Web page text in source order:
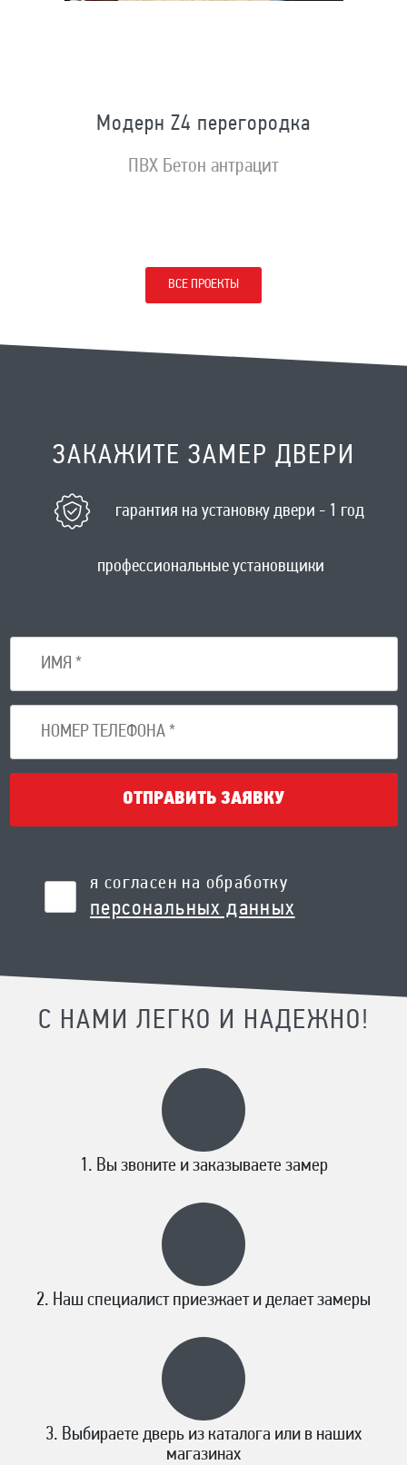
Модерн Z4 перегородка
ПВХ Бетон антрацит
ВСЕ ПРОЕКТЫ
ЗАКАЖИТЕ ЗАМЕР ДВЕРИ
гарантия на установку двери - 1 год
профессиональные установщики
ОТПРАВИТЬ ЗАЯВКУ
я согласен на обработку
персональных данных
С НАМИ ЛЕГКО И НАДЕЖНО!
Вы звоните и заказываете замер
Наш специалист приезжает и делает замеры
Выбираете дверь из каталога или в наших
магазинах